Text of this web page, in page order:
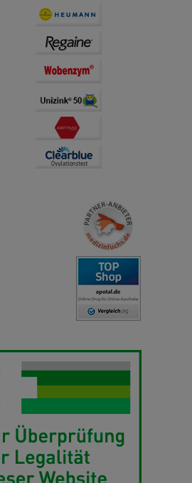
Hierüber lassen sich
Art und Weise der Nutzung
mit deren Hilfe wir unsere
optimieren können, den Inhalt
für Sie zu gestalten.
oder soziale Medien